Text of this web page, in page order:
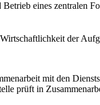
eines zentralen
der
mit den
prüft in